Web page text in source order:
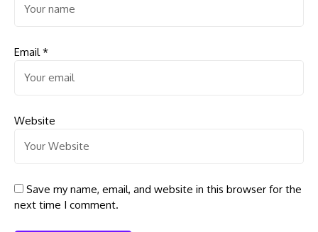
Email*
Website
Save my name, email, and website in this browser for the
next time I comment.